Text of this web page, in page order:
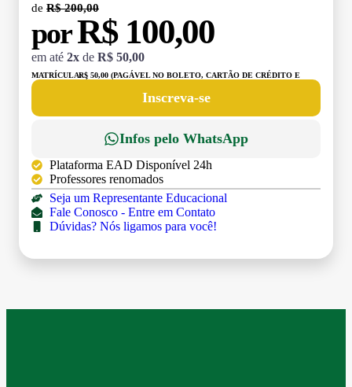
de R$ 200,00
porR$ 100,00
em até 2x de R$ 50,00
MATRÍCULA:R$ 50,00 (PAGÁVEL NO BOLETO, CARTÃO DE CRÉDITO E
Inscreva-se
Infos pelo WhatsApp
Plataforma EAD Disponível 24h
Professores renomados
Seja um Representante Educacional
Fale Conosco - Entre em Contato
Dúvidas? Nós ligamos para você!